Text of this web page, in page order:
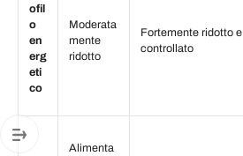
ofil
o
en
erg
eti
co
Moderata
mente
ridotto
Fortemente ridotto e
controllato
Alimenta